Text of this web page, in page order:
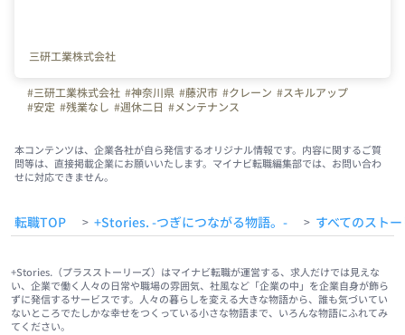
三研工業株式会社
#三研工業株式会社 #神奈川県 #藤沢市 #クレーン #スキルアップ
#安定 #残業なし #週休二日 #メンテナンス
本コンテンツは、企業各社が自ら発信するオリジナル情報です。内容に関するご質
問等は、直接掲載企業にお願いいたします。マイナビ転職編集部では、お問い合わ
せに対応できません。
転職TOP > +Stories. -つぎにつながる物語。- > すべてのスト
+Stories.（プラスストーリーズ）はマイナビ転職が運営する、求人だけでは見えな
い、企業で働く人々の日常や職場の雰囲気、社風など「企業の中」を企業自身が飾ら
ずに発信するサービスです。人々の暮らしを変える大きな物語から、誰も気づいてい
ないところでたしかな幸せをつくっている小さな物語まで、いろんな物語にふれてみ
てください。